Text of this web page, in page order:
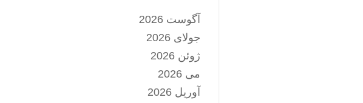
آگوست 2026
جولای 2026
ژوئن 2026
می 2026
آوریل 2026